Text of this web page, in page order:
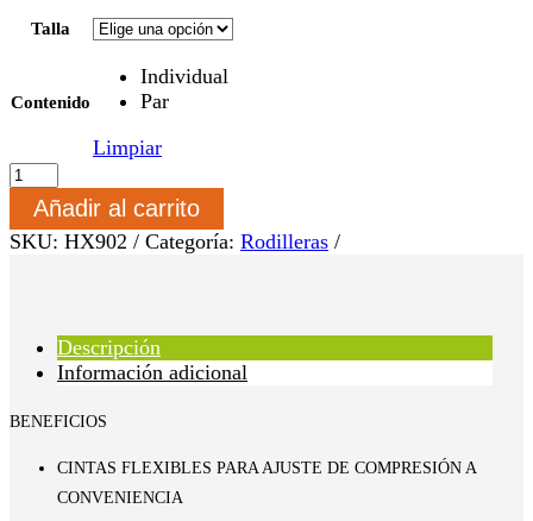
Talla
Contenido
Individual
Par
Limpiar
Rodillera
de
compresión
con
cinta
Añadir al carrito
SKU: HX902 Categoría: Rodilleras
Descripción
Información adicional
BENEFICIOS
CINTAS FLEXIBLES PARA AJUSTE DE COMPRESIÓN A
CONVENIENCIA